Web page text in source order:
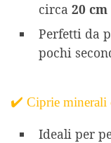
circa 20
Perfetti da
pochi
✔️ Ciprie minerali
Ideali per